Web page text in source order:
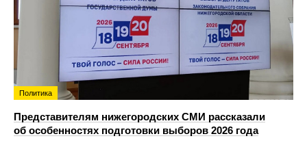
Политика
Представителям нижегородских СМИ рассказали
об особенностях подготовки выборов 2026 года